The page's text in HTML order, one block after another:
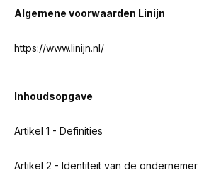
Algemene voorwaarden Linijn
https://www.linijn.nl/
Inhoudsopgave
Artikel 1 - Definities
Artikel 2 - Identiteit van de ondernemer